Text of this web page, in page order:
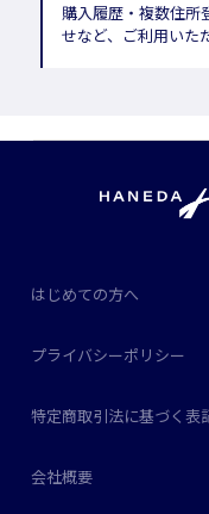
購入履歴・複数住所
せなど、ご利用いた
はじめての方へ
プライバシーポリシー
特定商取引法に基づく表
会社概要